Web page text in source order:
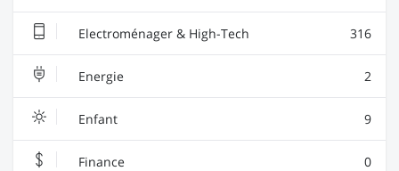
Electroménager & High-Tech 316
Energie 2
Enfant 9
Finance 0